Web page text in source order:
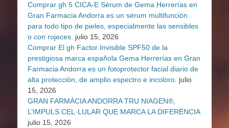
Comprar gh 5 CICA-E Sérum de Gema Herrerías en
Gran Farmacia Andorra es un sérum multifunción
para todo tipo de pieles, especialmente las sensibles
o con rojeces. julio 15, 2026
Comprar El gh Factor Invisible SPF50 de la
prestigiosa marca española Gema Herrerías en Gran
Farmacia Andorra es un fotoprotector facial diario de
alta protección, de amplio espectro e incoloro. julio
15, 2026
GRAN FARMÀCIA ANDORRA TRU NIAGEN®,
L’IMPULS CEL·LULAR QUE MARCA LA DIFERÈNCIA
julio 15, 2026